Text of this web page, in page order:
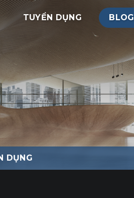
TUYỂN DỤNG BLOG
DỤNG